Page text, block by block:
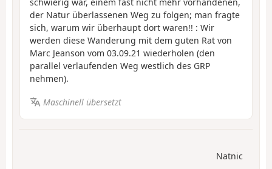
der Natur überlassenen Weg zu folgen; man fragte
sich, warum wir überhaupt dort waren!! : Wir
werden diese Wanderung mit dem guten Rat von
Marc Jeanson vom 03.09.21 wiederholen (den
parallel verlaufenden Weg westlich des GRP
nehmen).
Maschinell übersetzt
Natnic